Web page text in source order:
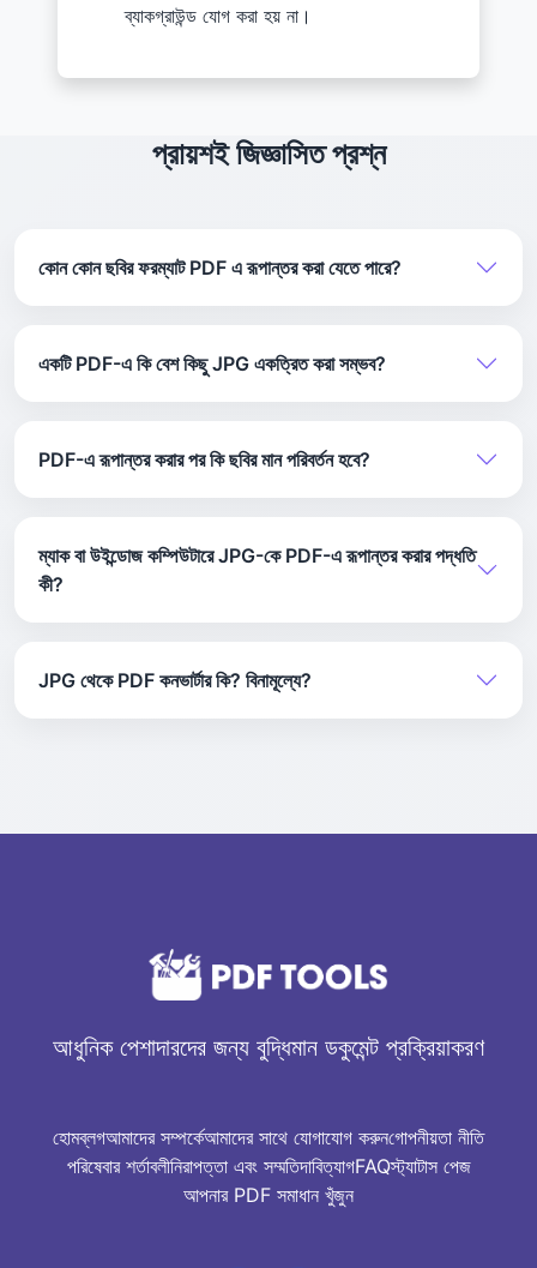
ব্যাকগ্রাউন্ড যোগ করা হয় না।
প্রায়শই জিজ্ঞাসিত প্রশ্ন
কোন কোন ছবির ফরম্যাট PDF এ রূপান্তর করা যেতে পারে?
ফরম্যাটগুলিকে সমর্থন করে। এই ছবিগুলো দ্রুত উচ্চমানের PDF ফাইলে
রূপান্তর করা যায়।
একটি PDF-এ কি বেশ কিছু JPG একত্রিত করা সম্ভব?
রাখতে পারেন এবং তারপর একটি PDF ফাইলে যুক্ত করতে পারেন।
PDF-এ রূপান্তর করার পর কি ছবির মান পরিবর্তন হবে?
পরিষ্কার এবং তীক্ষ্ণ রাখে।
ম্যাক বা উইন্ডোজ কম্পিউটারে JPG-কে PDF-এ রূপান্তর করার পদ্ধতি
কী?
ইনস্টল করার প্রয়োজন নেই। প্রক্রিয়াটি শুরু করতে কেবল আপনার JPG
ফাইলগুলিকে টুলে টেনে এনে ফেলে দিন।
JPG থেকে PDF কনভার্টার কি? বিনামূল্যে?
আধুনিক পেশাদারদের জন্য বুদ্ধিমান ডকুমেন্ট প্রক্রিয়াকরণ
হোমব্লগআমাদের সম্পর্কেআমাদের সাথে যোগাযোগ করুনগোপনীয়তা নীতি
পরিষেবার শর্তাবলীনিরাপত্তা এবং সম্মতিদাবিত্যাগFAQস্ট্যাটাস পেজ
আপনার PDF সমাধান খুঁজুন